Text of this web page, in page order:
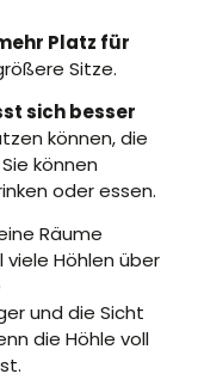
Platz für
Sitze.
sich besser
können, die
können
oder essen.
Räume
Höhlen über
und die Sicht
die Höhle voll